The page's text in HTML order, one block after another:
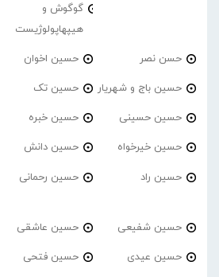
گوگوش و
هیپهاپولوژیست
حسن نصر حسین اخوان
حسین باج و شهریار حسین تک
حسین حسینی حسین خبره
حسین خیرخواه حسین دانش
حسین راد حسین رحمانی
حسین شفیعی حسین عاشقی
حسین عیدی حسین فتحی